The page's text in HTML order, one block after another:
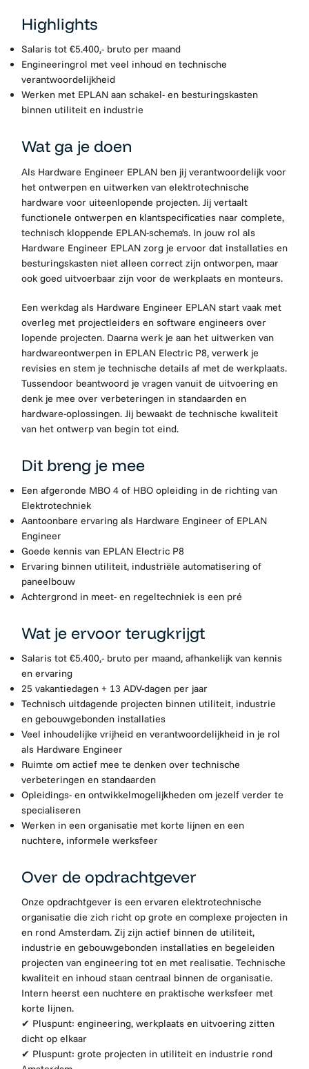
Highlights
Salaris tot €5.400,- bruto per maand
Engineeringrol met veel inhoud en technische
verantwoordelijkheid
Werken met EPLAN aan schakel- en besturingskasten
binnen utiliteit en industrie
Wat ga je doen
Als Hardware Engineer EPLAN ben jij verantwoordelijk voor
het ontwerpen en uitwerken van elektrotechnische
hardware voor uiteenlopende projecten. Jij vertaalt
functionele ontwerpen en klantspecificaties naar complete,
technisch kloppende EPLAN-schema’s. In jouw rol als
Hardware Engineer EPLAN zorg je ervoor dat installaties en
besturingskasten niet alleen correct zijn ontworpen, maar
ook goed uitvoerbaar zijn voor de werkplaats en monteurs.
Een werkdag als Hardware Engineer EPLAN start vaak met
overleg met projectleiders en software engineers over
lopende projecten. Daarna werk je aan het uitwerken van
hardwareontwerpen in EPLAN Electric P8, verwerk je
revisies en stem je technische details af met de werkplaats.
Tussendoor beantwoord je vragen vanuit de uitvoering en
denk je mee over verbeteringen in standaarden en
hardware-oplossingen. Jij bewaakt de technische kwaliteit
van het ontwerp van begin tot eind.
Dit breng je mee
Een afgeronde MBO 4 of HBO opleiding in de richting van
Elektrotechniek
Aantoonbare ervaring als Hardware Engineer of EPLAN
Engineer
Goede kennis van EPLAN Electric P8
Ervaring binnen utiliteit, industriële automatisering of
paneelbouw
Achtergrond in meet- en regeltechniek is een pré
Wat je ervoor terugkrijgt
Salaris tot €5.400,- bruto per maand, afhankelijk van kennis
en ervaring
25 vakantiedagen + 13 ADV-dagen per jaar
Technisch uitdagende projecten binnen utiliteit, industrie
en gebouwgebonden installaties
Veel inhoudelijke vrijheid en verantwoordelijkheid in je rol
als Hardware Engineer
Ruimte om actief mee te denken over technische
verbeteringen en standaarden
Opleidings- en ontwikkelmogelijkheden om jezelf verder te
specialiseren
Werken in een organisatie met korte lijnen en een
nuchtere, informele werksfeer
Over de opdrachtgever
Onze opdrachtgever is een ervaren elektrotechnische
organisatie die zich richt op grote en complexe projecten in
en rond Amsterdam. Zij zijn actief binnen de utiliteit,
industrie en gebouwgebonden installaties en begeleiden
projecten van engineering tot en met realisatie. Technische
kwaliteit en inhoud staan centraal binnen de organisatie.
Intern heerst een nuchtere en praktische werksfeer met
korte lijnen.
✔ Pluspunt: engineering, werkplaats en uitvoering zitten
dicht op elkaar
✔ Pluspunt: grote projecten in utiliteit en industrie rond